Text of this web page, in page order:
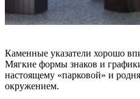
Каменные указатели хорошо
Мягкие формы знаков и
настоящему «парковой» и
окружением.